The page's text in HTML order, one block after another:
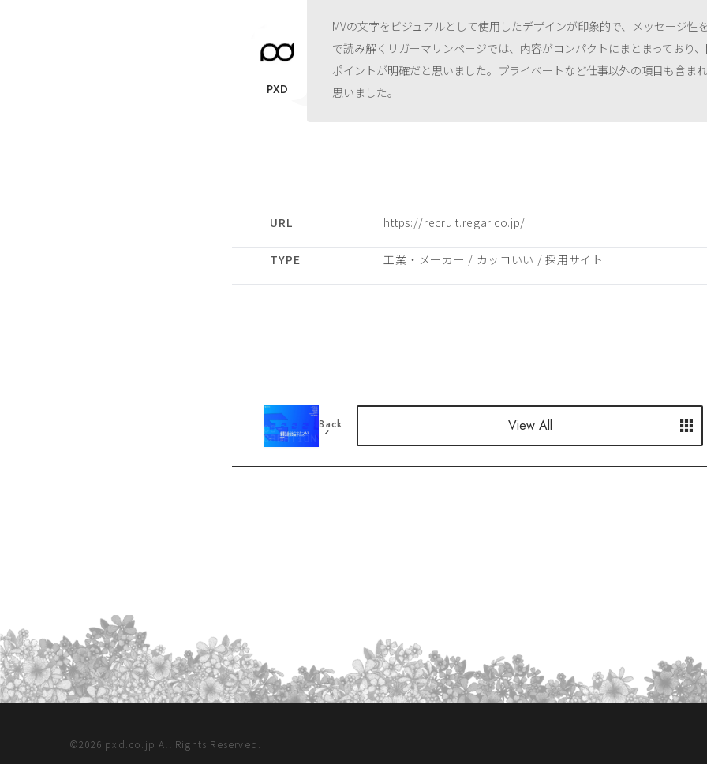
MVの文字をビジュアルとして使用したデザインが印象的で、メッセージ性
で読み解くリガーマリンページでは、内容がコンパクトにまとまっており
ポイントが明確だと思いました。プライベートなど仕事以外の項目も含ま
思いました。
PXD
URL https://recruit.regar.co.jp/
TYPE 工業・メーカー / カッコいい / 採用サイト
Back View All
View All
©2026 pxd.co.jp All Rights Reserved.